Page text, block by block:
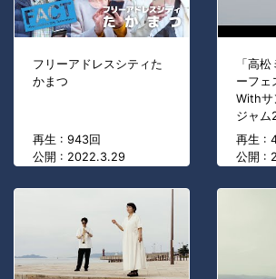
フリーアドレスシティた
かまつ
再生 : 943回
公開 : 2022.3.29
「高
ーフェ
Withサ
ジャム
再生 :
公開 :